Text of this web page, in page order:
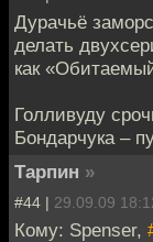
Дурачьё
делать
как
Голливуду
Бондарчука –
Тарпин »
#44 | 29.09.09
Кому: Spenser,